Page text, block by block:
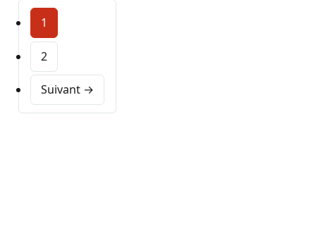
1
2
Suivant →